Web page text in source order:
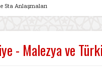
Sta Anlaşmaları
- Malezya ve